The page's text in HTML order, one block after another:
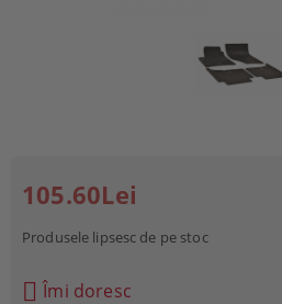
105.60Lei
Produsele lipsesc de pe stoc
Îmi doresc